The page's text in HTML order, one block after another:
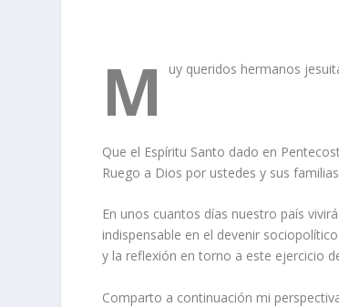
M uy queridos hermanos
Que el Espíritu Santo dado en
Ruego a Dios por ustedes y sus
En unos cuantos días nuestro país
indispensable en el devenir
y la reflexión en torno a este ejercicio
Comparto a continuación mi